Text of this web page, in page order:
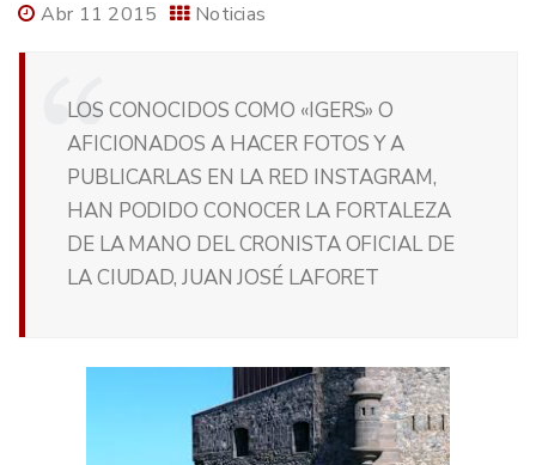
Abr 11 2015 Noticias
LOS CONOCIDOS COMO «IGERS» O
AFICIONADOS A HACER FOTOS Y A
PUBLICARLAS EN LA RED INSTAGRAM,
HAN PODIDO CONOCER LA FORTALEZA
DE LA MANO DEL CRONISTA OFICIAL DE
LA CIUDAD, JUAN JOSÉ LAFORET